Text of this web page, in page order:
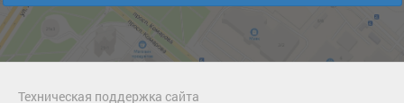
Техническая поддержка сайта